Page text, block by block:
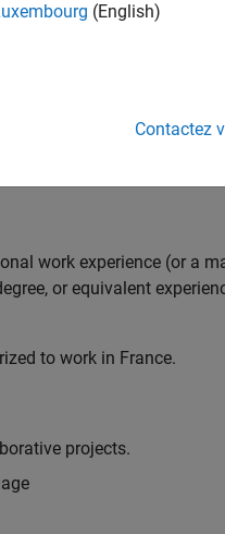
developers throughout the
automation
and effectiveness
work experience (or a
or equivalent
to work in France.
projects.
(English)
Contactez